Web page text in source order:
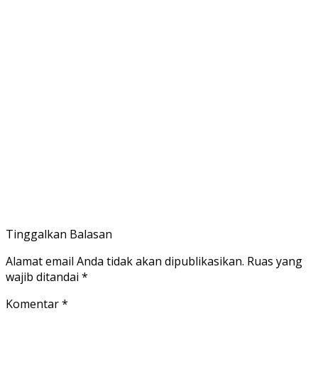
Tinggalkan Balasan
Alamat email Anda tidak akan dipublikasikan. Ruas yang
wajib ditandai *
Komentar*